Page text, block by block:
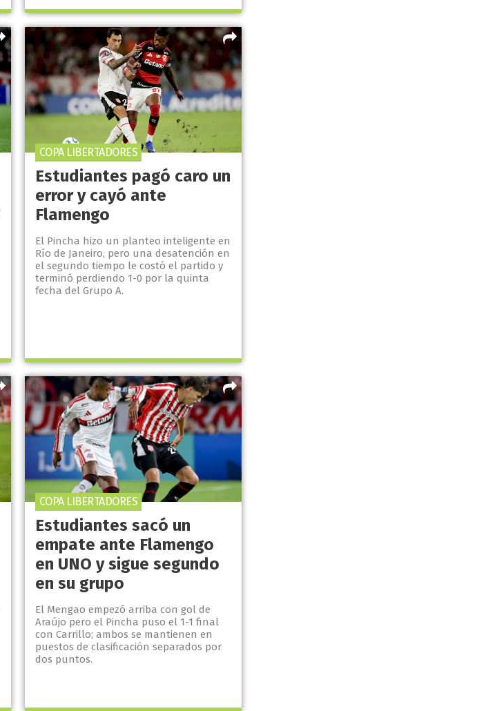
Estudiantes pagó caro un
error y cayó ante
Flamengo
El Pincha hizo un planteo inteligente en
Río de Janeiro, pero una desatención en
el segundo tiempo le costó el partido y
terminó perdiendo 1-0 por la quinta
fecha del Grupo A.
COPA LIBERTADORES
Estudiantes sacó un
empate ante Flamengo
en UNO y sigue segundo
en su grupo
El Mengao empezó arriba con gol de
Araújo pero el Pincha puso el 1-1 final
con Carrillo; ambos se mantienen en
puestos de clasificación separados por
dos puntos.
COPA LIBERTADORES